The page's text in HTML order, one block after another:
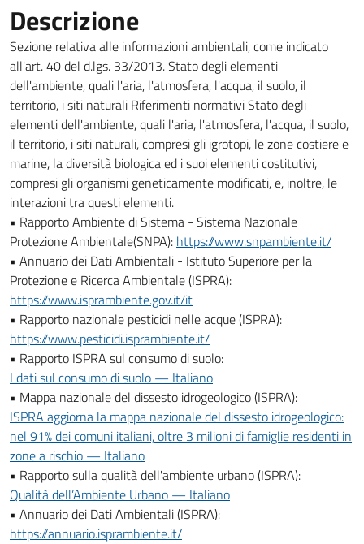
Descrizione
Sezione relativa alle informazioni ambientali, come indicato
all'art. 40 del d.lgs. 33/2013. Stato degli elementi
dell'ambiente, quali l'aria, l'atmosfera, l'acqua, il suolo, il
territorio, i siti naturali Riferimenti normativi Stato degli
elementi dell'ambiente, quali l'aria, l'atmosfera, l'acqua, il suolo,
il territorio, i siti naturali, compresi gli igrotopi, le zone costiere e
marine, la diversità biologica ed i suoi elementi costitutivi,
compresi gli organismi geneticamente modificati, e, inoltre, le
interazioni tra questi elementi.
• Rapporto Ambiente di Sistema - Sistema Nazionale
Protezione Ambientale(SNPA): https://www.snpambiente.it/
• Annuario dei Dati Ambientali - Istituto Superiore per la
Protezione e Ricerca Ambientale (ISPRA):
https://www.isprambiente.gov.it/it
• Rapporto nazionale pesticidi nelle acque (ISPRA):
https://www.pesticidi.isprambiente.it/
• Rapporto ISPRA sul consumo di suolo:
I dati sul consumo di suolo — Italiano
• Mappa nazionale del dissesto idrogeologico (ISPRA):
ISPRA aggiorna la mappa nazionale del dissesto idrogeologico:
nel 91% dei comuni italiani, oltre 3 milioni di famiglie residenti in
zone a rischio — Italiano
• Rapporto sulla qualità dell'ambiente urbano (ISPRA):
Qualità dell’Ambiente Urbano — Italiano
• Annuario dei Dati Ambientali (ISPRA):
https://annuario.isprambiente.it/